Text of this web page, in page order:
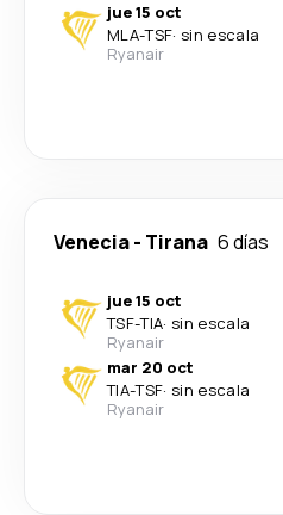
jue 15 oct
MLA-TSF· sin escala
Ryanair
Venecia- Tirana 6 días
jue 15 oct
TSF-TIA· sin escala
Ryanair
mar 20 oct
TIA-TSF· sin escala
Ryanair